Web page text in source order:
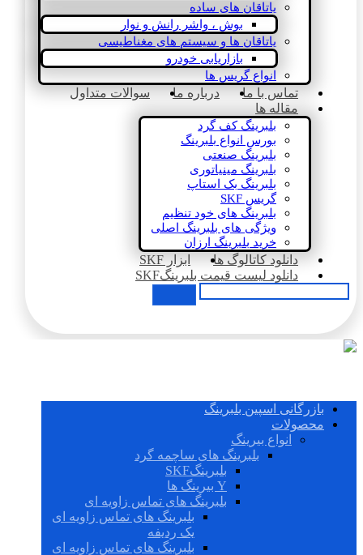
یاتاقان های ساده
بوش ، واشر رانش و نوار
یاتاقان ها و سیستم های مغناطیسی
بازاریابی خودرو
انواع گریس ها
تماس با ما درباره ما
سوالات متداول
مقاله ها
بلبرینگ کف گرد
بورس انواع بلبرینگ
بلبرینگ صنعتی
بلبرینگ مینیاتوری
بلبرینگ بک استاپ
گریس SKF
بلبرینگ های خود تنظیم
ویژگی های بلبرینگ اصلی
خرید بلبرینگ ارزان
دانلود کاتالوگ ها
ابزار SKF
دانلود لیست قیمت بلبرینگSKF
بازرگانی اسپین بلبرینگ
محصولات
انواع بیرینگ
بلبرینگ های ساچمه گرد
بلبرینگSKF
Y بیرینگ ها
بلبرینگ های تماس زاویه ای
بلبرینگ های تماس زاویه ای
یک ردیفه
بلبرینگ های تماس زاویه ای